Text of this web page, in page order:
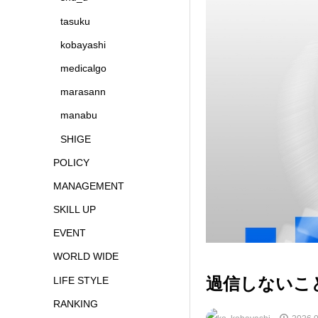
過信しないこ
tasuku
kobayashi
medicalgo
marasann
manabu
SHIGE
POLICY
MANAGEMENT
SKILL UP
EVENT
WORLD WIDE
LIFE STYLE
RANKING